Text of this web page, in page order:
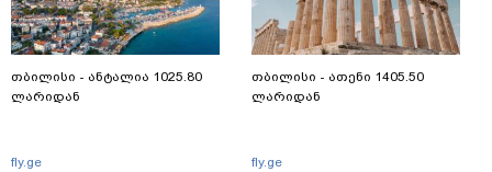
თბილისი - ანტალია 1025.80
ლარიდან
fly.ge
თბილისი - ათენი 1405.50
ლარიდან
fly.ge